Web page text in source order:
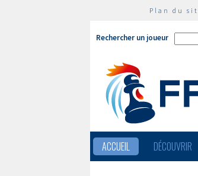
Plan du
Rechercher un joueur
ACCUEIL DÉCOUVRIR